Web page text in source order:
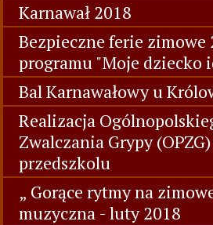
Karnawał 2018
Bezpieczne ferie
programu "Moje dziecko
Bal Karnawałowy u
Realizacja
Zwalczania Grypy
przedszkolu
„ Gorące rytmy na
muzyczna - luty 2018